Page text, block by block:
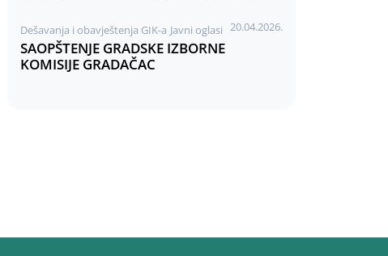
Dešavanja i obavještenja GIK-a Javni oglasi 20.04.2026.
SAOPŠTENJE GRADSKE IZBORNE
KOMISIJE GRADAČAC